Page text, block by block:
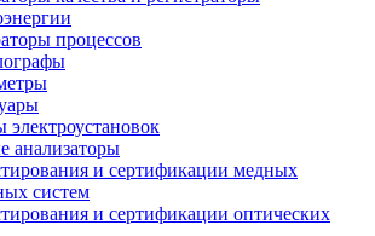
процессов
электроустановок
анализаторы
и сертификации медных
систем
и сертификации оптических